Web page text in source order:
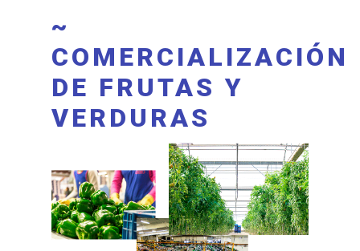
~
COMERCIALIZACIÓN
DE FRUTAS Y
VERDURAS